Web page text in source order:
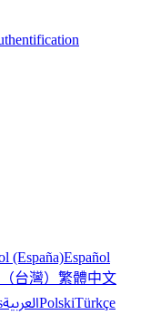
(España)Español
台灣） 繁體中文
العربيةPolskiTürkçe